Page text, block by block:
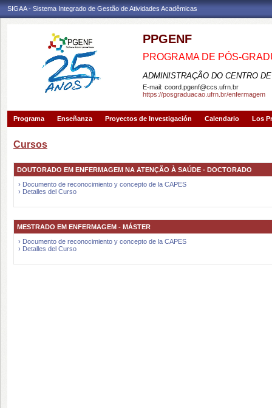
SIGAA - Sistema Integrado de Gestão de Atividades Acadêmicas
PPGENF
PROGRAMA DE PÓS-
ADMINISTRAÇÃO DO CENTRO
E-mail: coord.pgenf@ccs.ufrn.br
https://posgraduacao.ufrn.br/enfermagem
Programa Enseñanza Proyectos de Investigación Calendario Los
Cursos
DOUTORADO EM ENFERMAGEM NA ATENÇÃO À SAÚDE - DOCTORADO
› Documento de reconocimiento y concepto de la CAPES
› Detalles del Curso
MESTRADO EM ENFERMAGEM - MÁSTER
› Documento de reconocimiento y concepto de la CAPES
› Detalles del Curso